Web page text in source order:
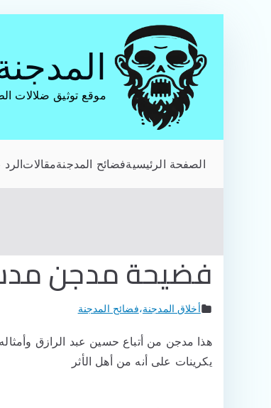
المحتوى
موقع توثيق ضلالات
الصفحة الرئيسيةفضائح المدجنةمقالات
فضيحة مدجن
أخلاق المدجنة،فضائح المدجنة
هذا مدجن من أتباع حسين عبد الرازق
يكرينات على أنه من أهل الأثر